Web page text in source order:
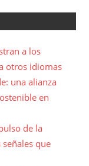
a los
otros idiomas
una alianza
en
de la
que